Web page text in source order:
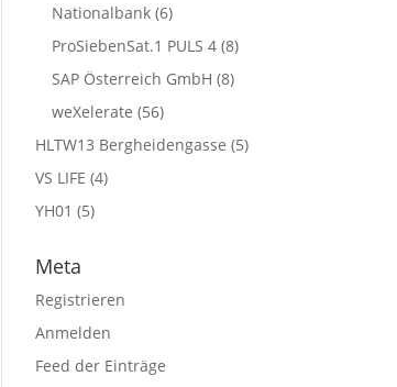
Nationalbank (6)
ProSiebenSat.1 PULS 4 (8)
SAP Österreich GmbH (8)
weXelerate (56)
HLTW13 Bergheidengasse (5)
VS LIFE (4)
YH01 (5)
Meta
Registrieren
Anmelden
Feed der Einträge